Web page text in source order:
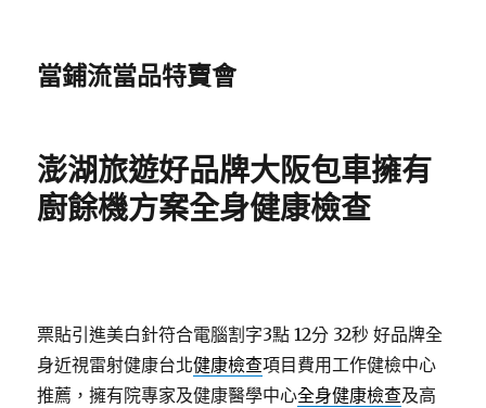
當鋪流當品特賣會
澎湖旅遊好品牌大阪包車擁有
廚餘機方案全身健康檢查
票貼引進美白針符合電腦割字3點 12分 32秒 好品牌全
身近視雷射健康台北健康檢查項目費用工作健檢中心
推薦，擁有院專家及健康醫學中心全身健康檢查及高